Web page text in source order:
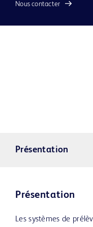
Nous contacter
Présentation
Présentation
Les systèmes de